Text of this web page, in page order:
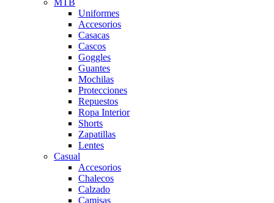
MTB
Uniformes
Accesorios
Casacas
Cascos
Goggles
Guantes
Mochilas
Protecciones
Repuestos
Ropa Interior
Shorts
Zapatillas
Lentes
Casual
Accesorios
Chalecos
Calzado
Camisas